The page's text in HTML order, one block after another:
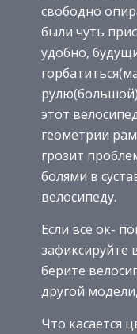
свободно
были чуть
удобно,
этот
геометрии
грозит
болями в
велосипеду.
Если все ок-
зафиксируйте
берите
другой
Что касается